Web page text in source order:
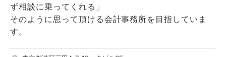
ず相談に乗ってくれる」
そのように思って頂ける会計事務所を目指していま
す。